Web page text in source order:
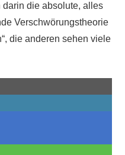
die absolute, alles
Verschwörungstheorie
die anderen sehen viele